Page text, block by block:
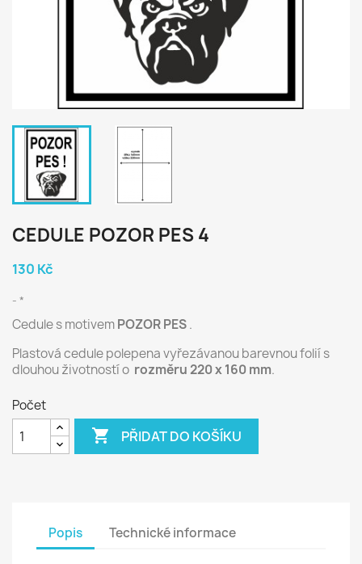
CEDULE POZOR PES 4
130 Kč
*
Cedule s motivemPOZOR PES.
Plastová cedule polepena vyřezávanou barevnou folií s
dlouhou životností o rozměru 220 x 160 mm.
Počet
 PŘIDAT DO KOŠÍKU
Popis Technické informace